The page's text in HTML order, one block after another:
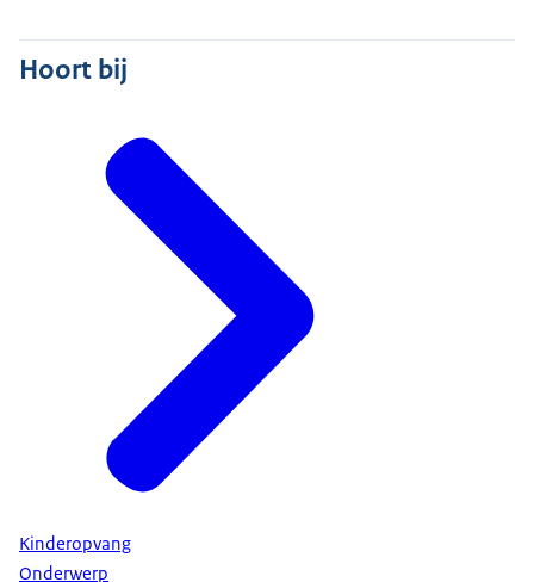
Hoort bij
Kinderopvang
Onderwerp